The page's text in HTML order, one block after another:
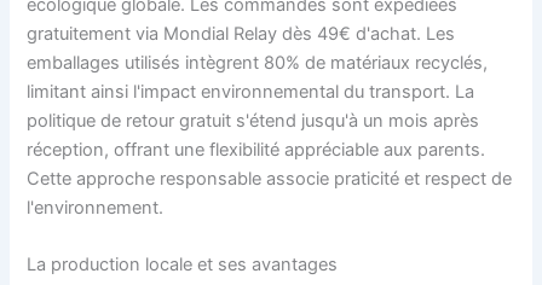
écologique globale. Les commandes sont expédiées
gratuitement via Mondial Relay dès 49€ d'achat. Les
emballages utilisés intègrent 80% de matériaux recyclés,
limitant ainsi l'impact environnemental du transport. La
politique de retour gratuit s'étend jusqu'à un mois après
réception, offrant une flexibilité appréciable aux parents.
Cette approche responsable associe praticité et respect de
l'environnement.
La production locale et ses avantages